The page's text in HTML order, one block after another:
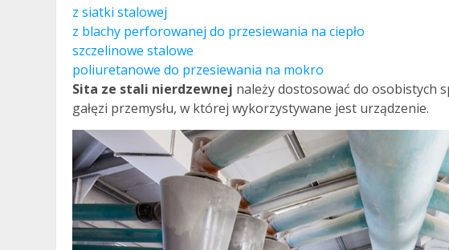
z siatki stalowej
z blachy perforowanej do przesiewania na ciepło
szczelinowe stalowe
poliuretanowe do przesiewania na mokro
Sita ze stali nierdzewnej należy dostosować do osobistych
gałęzi przemysłu, w której wykorzystywane jest urządzenie.